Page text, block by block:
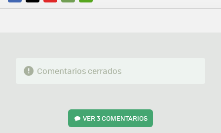
FACEBOOK
TWITTERFLIPBOARD
E-
WHATSAPP
Comentarios cerrados
VER3 COMENTARIOS